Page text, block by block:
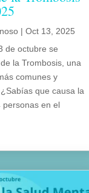
|Oct 13, 2025
de octubre se
la Trombosis, una
comunes y
que causa la
personas en el